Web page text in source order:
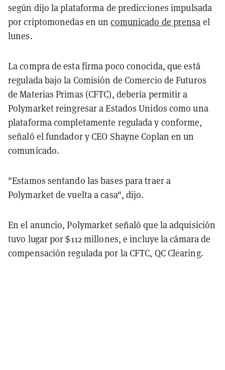
según dijo la plataforma de predicciones impulsada
por criptomonedas en uncomunicado de prensa el
lunes.
La compra de esta firma poco conocida, que está
regulada bajo la Comisión de Comercio de Futuros
de Materias Primas (CFTC), debería permitir a
Polymarket reingresar a Estados Unidos como una
plataforma completamente regulada y conforme,
señaló el fundador y CEO Shayne Coplan en un
comunicado.
"Estamos sentando las bases para traer a
Polymarket de vuelta a casa", dijo.
En el anuncio, Polymarket señaló que la adquisición
tuvo lugar por $112 millones, e incluye la cámara de
compensación regulada por la CFTC, QC Clearing.